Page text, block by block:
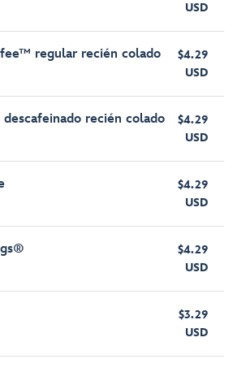
USD
regular recién colado
$4.29
USD
recién colado
$4.29
USD
$4.29
USD
$4.29
USD
$3.29
USD